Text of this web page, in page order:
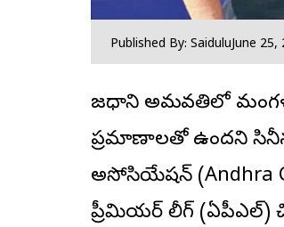
Published By: SaiduluJune
రాజధాని అమరావతిలో
ప్రమాణాలతో ఉందని
అసోసియేషన్ (Andhra
ప్రీమియర్ లీగ్